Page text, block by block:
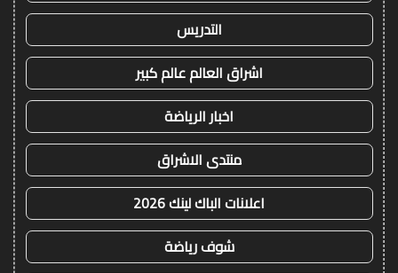
التدريس
اشراق العالم عالم كبير
اخبار الرياضة
منتدى الاشراق
اعلانات الباك لينك 2026
شوف رياضة